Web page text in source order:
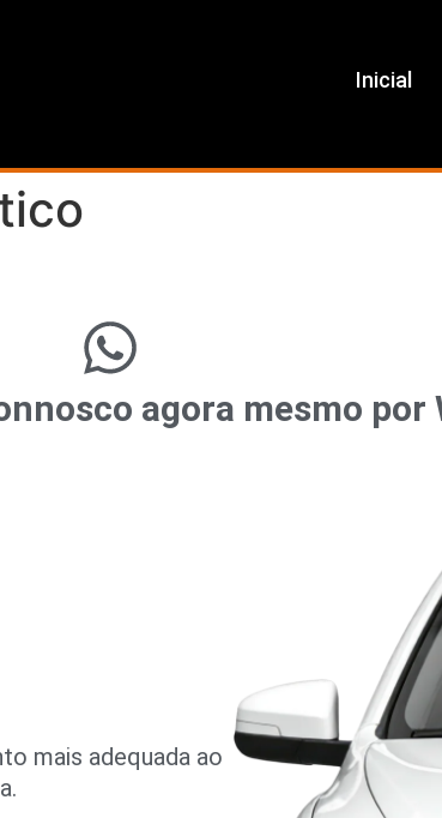
Inicial
agora mesmo por
mais adequada ao